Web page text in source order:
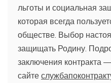
льготы и социальная
которая всегда
обществе. Выбор
защищать Родину.
заключения контракта
сайте